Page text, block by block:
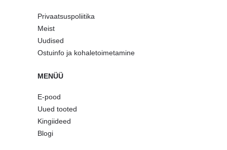
Privaatsuspoliitika
Meist
Uudised
Ostuinfo ja kohaletoimetamine
MENÜÜ
E-pood
Uued tooted
Kingiideed
Blogi